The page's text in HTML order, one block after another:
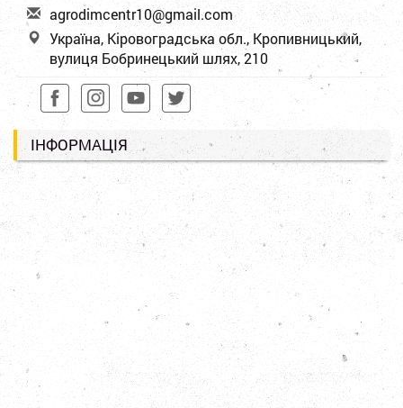
agrodimcentr10@gmail.com
Україна, Кіровоградська обл., Кропивницький,
вулиця Бобринецький шлях, 210
ІНФОРМАЦІЯ